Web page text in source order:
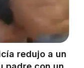
redujo a un